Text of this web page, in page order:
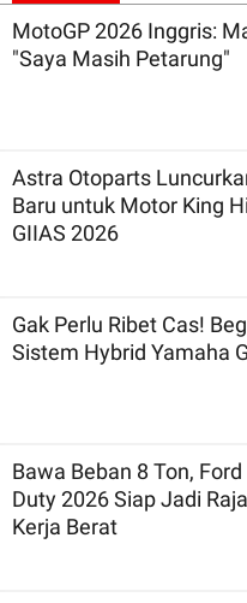
MotoGP 2026 Inggris:
"Saya Masih Petarung"
Astra Otoparts
Baru untuk Motor King
GIIAS 2026
Gak Perlu Ribet Cas!
Sistem Hybrid Yamaha
Bawa Beban 8 Ton,
Duty 2026 Siap Jadi
Kerja Berat